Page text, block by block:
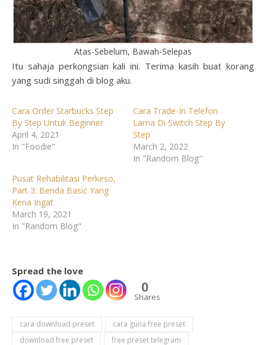
Atas-Sebelum, Bawah-Selepas
Itu sahaja perkongsian kali ini. Terima kasih buat korang
yang sudi singgah di blog aku.
Cara Order Starbucks Step
By Step Untuk Beginner
April 4, 2021
In "Foodie"
Cara Trade-In Telefon
Lama Di Switch Step By
Step
March 2, 2022
In "Random Blog"
Pusat Rehabilitasi Perkeso,
Part 3: Benda Basic Yang
Kena Ingat
March 19, 2021
In "Random Blog"
Spread the love
0
Shares
cara download preset
cara guna free preset
download free preset
free preset telegram